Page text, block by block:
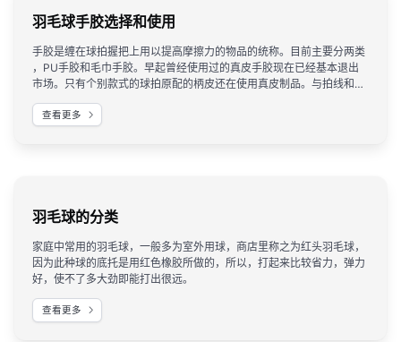
羽毛球手胶选择和使用
手胶是缠在球拍握把上用以提高摩擦力的物品的统称。目前主要分两类
，PU手胶和毛巾手胶。早起曾经使用过的真皮手胶现在已经基本退出
市场。只有个别款式的球拍原配的柄皮还在使用真皮制品。与拍线和球
之间的关系类似，手胶是和球员双手关系最密切的。羽毛球运动需要很
多手指，手腕的细腻动作，一根合适的手胶可以及时准确的将击球后的
查看更多
羽毛球的分类
家庭中常用的羽毛球，一般多为室外用球，商店里称之为红头羽毛球，
因为此种球的底托是用红色橡胶所做的，所以，打起来比较省力，弹力
好，使不了多大劲即能打出很远。
查看更多